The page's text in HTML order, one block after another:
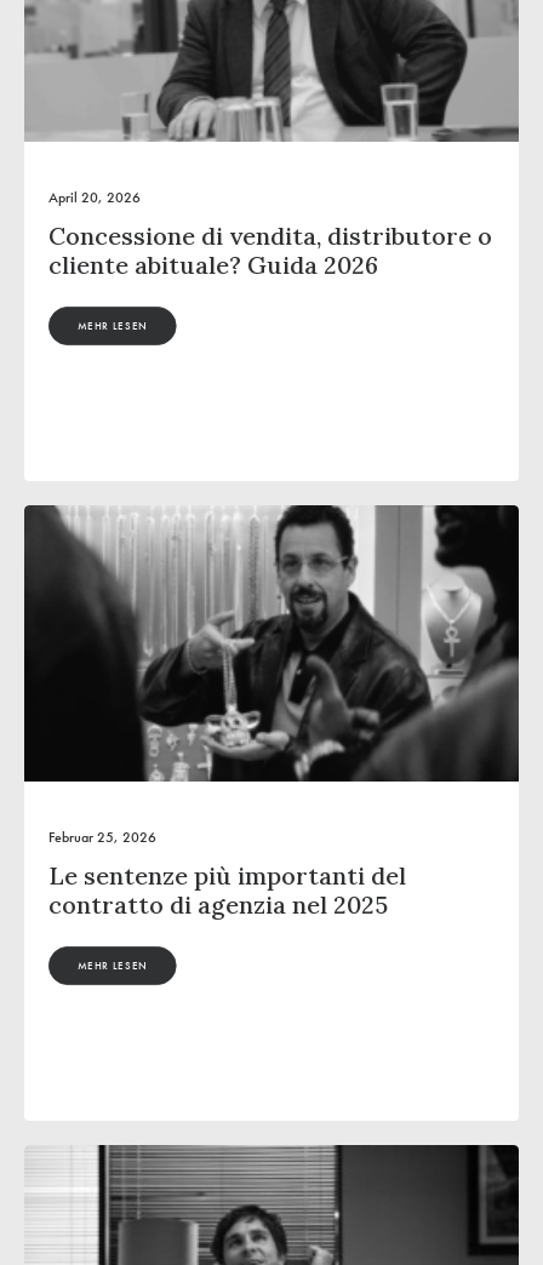
April 20, 2026
Concessione di vendita, distributore o
cliente abituale? Guida 2026
MEHR LESEN
Februar 25, 2026
Le sentenze più importanti del
contratto di agenzia nel 2025
MEHR LESEN